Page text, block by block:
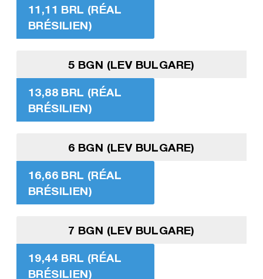
11,11 BRL (RÉAL
BRÉSILIEN)
5 BGN (LEV BULGARE)
13,88 BRL (RÉAL
BRÉSILIEN)
6 BGN (LEV BULGARE)
16,66 BRL (RÉAL
BRÉSILIEN)
7 BGN (LEV BULGARE)
19,44 BRL (RÉAL
BRÉSILIEN)